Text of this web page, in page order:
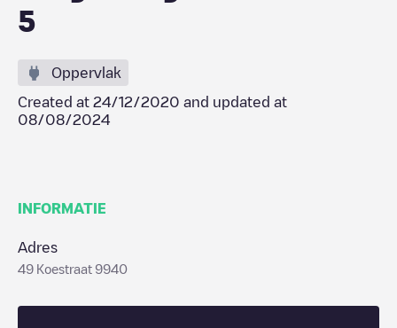
5
Oppervlak
Created at 24/12/2020 and updated at
08/08/2024
INFORMATIE
Adres
49 Koestraat 9940